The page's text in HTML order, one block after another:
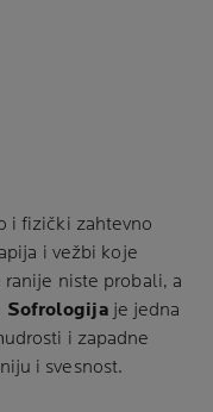
i fizički zahtevno
i vežbi koje
niste probali, a
Sofrologijaje jedna
i zapadne
i svesnost.